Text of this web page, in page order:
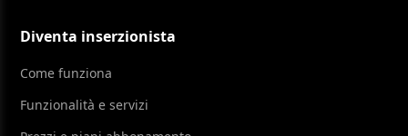
Diventa inserzionista
Come funziona
Funzionalità e servizi